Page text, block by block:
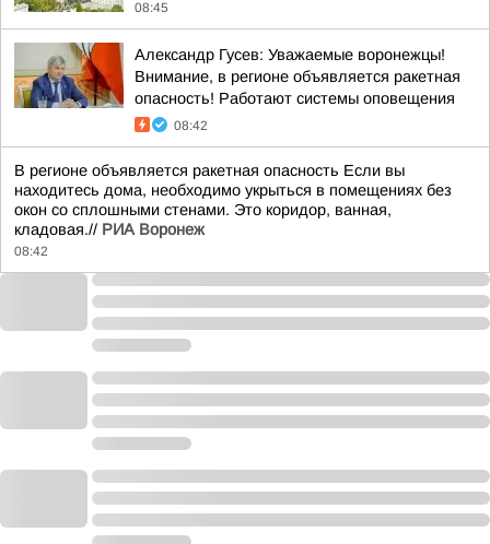
08:45
Александр Гусев: Уважаемые воронежцы!
Внимание, в регионе объявляется ракетная
опасность! Работают системы оповещения
08:42
В регионе объявляется ракетная опасность Если вы
находитесь дома, необходимо укрыться в помещениях без
окон со сплошными стенами. Это коридор, ванная,
кладовая.// РИА Воронеж
08:42